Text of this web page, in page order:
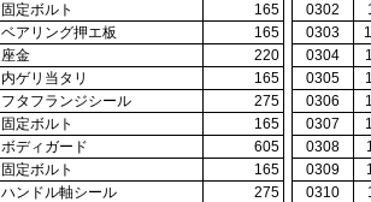
固定ボルト 165 0302
ベアリング押エ板 165 0303
座金 220 0304
内ゲリ当タリ 165 0305
フタフランジシール 275 0306
固定ボルト 165 0307
ボディガード 605 0308
固定ボルト 165 0309
ハンドル軸シール 275 0310